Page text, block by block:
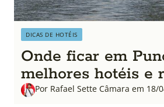
DICAS DE HOTÉIS
Onde ficar em
melhores hotéis e
Por Rafael Sette Câmara em 18/